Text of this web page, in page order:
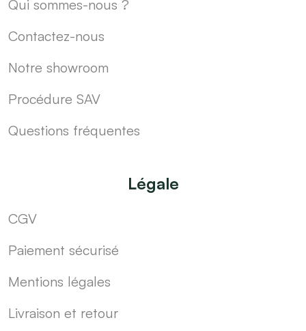
Qui sommes-nous ?
Contactez-nous
Notre showroom
Procédure SAV
Questions fréquentes
Légale
CGV
Paiement sécurisé
Mentions légales
Livraison et retour